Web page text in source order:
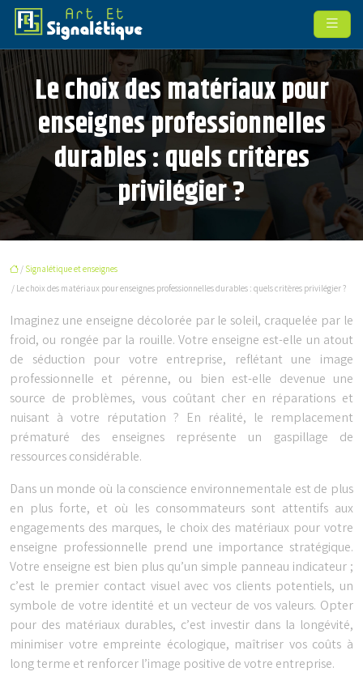
Le choix des matériaux pour
enseignes professionnelles
durables : quels critères
privilégier ?
/Signalétique et enseignes
/ Le choix des matériaux pour enseignes professionnelles durables : quels critères privilégier ?
Imaginez une enseigne décolorée par le soleil, craquelée par le
froid, ou rongée par la rouille. Votre enseigne est-elle un atout
de séduction pour votre entreprise, reflétant une image
professionnelle et pérenne, ou bien est-elle devenue une
source de problèmes, vous coûtant cher en réparations et
nuisant à votre réputation ? En réalité, le remplacement
prématuré des enseignes représente un gaspillage de
ressources considérable.
Dans un monde où la conscience environnementale est de plus
en plus forte, et où les consommateurs sont attentifs aux
engagements des marques, le choix des matériaux pour votre
enseigne professionnelle prend une importance stratégique.
Votre enseigne est bien plus qu’un simple panneau indicateur ;
c’est le premier contact visuel avec vos clients potentiels, un
symbole de votre identité et un vecteur de vos valeurs. Opter
pour des matériaux durables, c’est investir dans la longévité,
minimiser votre empreinte écologique, maîtriser vos coûts à
long terme et renforcer l’image positive de votre entreprise.